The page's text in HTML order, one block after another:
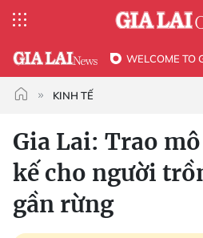
WELCOME TO
KINH TẾ
Gia Lai: Trao
kế cho người
gần rừng